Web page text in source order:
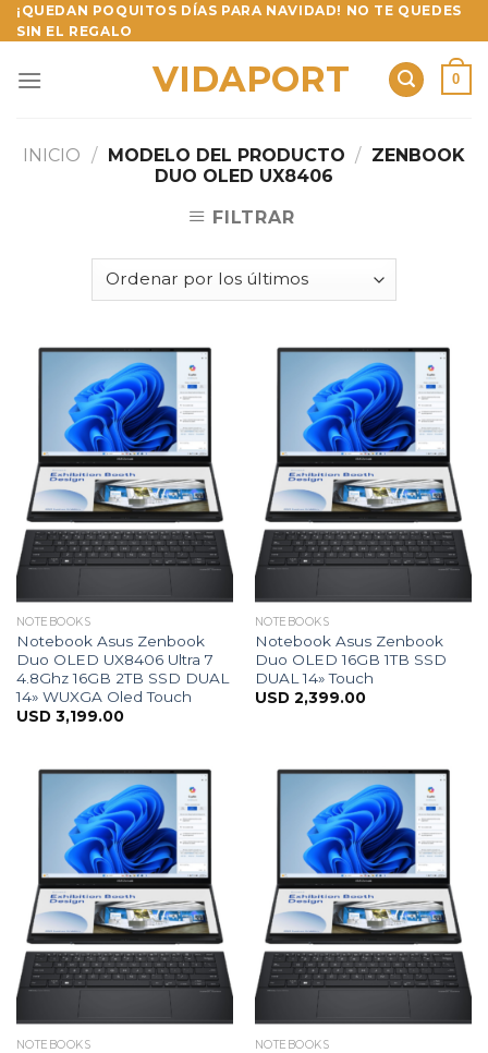
Skip
to
¡QUEDAN POQUITOS DÍAS PARA NAVIDAD! NO TE QUEDES
SIN EL REGALO
VIDAPORT 0
INICIO / MODELO DEL PRODUCTO / ZENBOOK
DUO OLED UX8406
FILTRAR
NOTEBOOKS
Notebook Asus Zenbook
Duo OLED UX8406 Ultra 7
4.8Ghz 16GB 2TB SSD DUAL
14» WUXGA Oled Touch
USD 3,199.00
NOTEBOOKS
Notebook Asus Zenbook
Duo OLED 16GB 1TB SSD
DUAL 14» Touch
USD 2,399.00
NOTEBOOKS NOTEBOOKS